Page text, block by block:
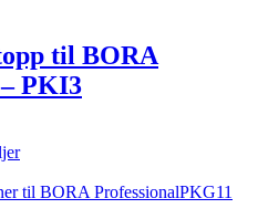
til BORA
PKI3